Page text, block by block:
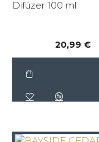
Difúzer 100 ml
20,99 €